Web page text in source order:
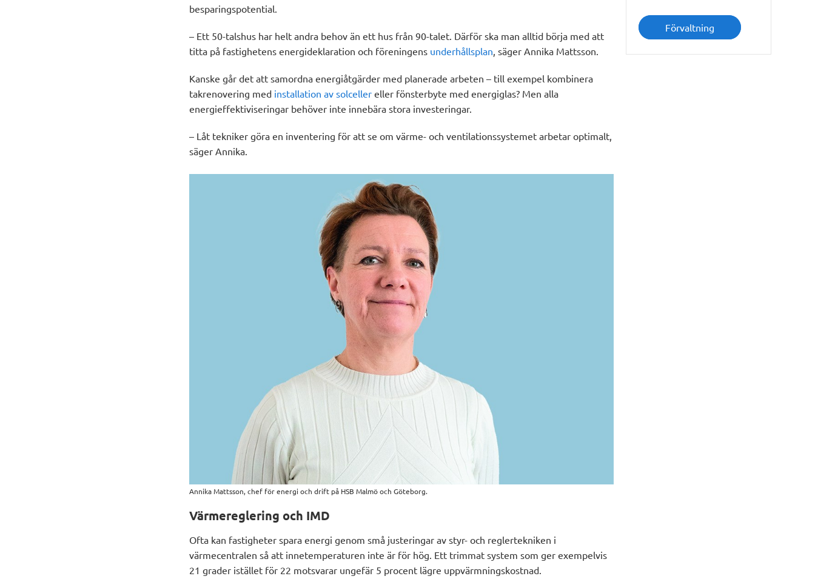
besparingspotential.
– Ett 50-talshus har helt andra behov än ett hus från 90-talet. Därför ska man alltid börja med att
titta på fastighetens energideklaration och föreningens underhållsplan , säger Annika Mattsson.
Kanske går det att samordna energiåtgärder med planerade arbeten – till exempel kombinera
takrenovering med installation av solceller eller fönsterbyte med energiglas? Men alla
energieffektiviseringar behöver inte innebära stora investeringar.
– Låt tekniker göra en inventering för att se om värme- och ventilationssystemet arbetar optimalt,
säger Annika.
Annika Mattsson, chef för energi och drift på HSB Malmö och Göteborg.
Värmereglering och IMD
Ofta kan fastigheter spara energi genom små justeringar av styr- och reglertekniken i
värmecentralen så att innetemperaturen inte är för hög. Ett trimmat system som ger exempelvis
21 grader istället för 22 motsvarar ungefär 5 procent lägre uppvärmningskostnad.
Förvaltning